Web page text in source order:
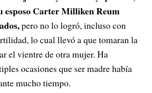
esposo Carter Milliken Reum
pero no lo logró, incluso con
lo cual llevó a que tomaran la
el vientre de otra mujer. Ha
ocasiones que ser madre había
mucho tiempo.